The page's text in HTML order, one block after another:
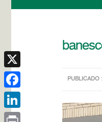
PUBLICADO
X
Facebook
LinkedIn